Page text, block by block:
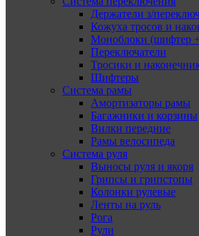
Держатели з/
Кожуха тросов и
Моноблоки (шифтер +
Переключатели
Тросики и
Шифтеры
Система рамы
Амортизаторы рамы
Багажники и корзины
Вилки передние
Рамы велосипеда
Система руля
Выносы руля и якоря
Грипсы и грипстопы
Колонки рулевые
Ленты на руль
Рога
Рули